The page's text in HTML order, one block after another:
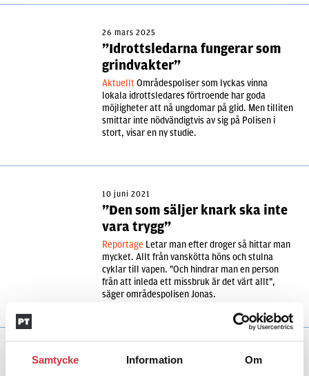
Samtycke Information Om
26 mars 2025
”Idrottsledarna fungerar som
grindvakter”
Aktuellt Områdespoliser som lyckas vinna
lokala idrottsledares förtroende har goda
möjligheter att nå ungdomar på glid. Men tilliten
smittar inte nödvändigtvis av sig på Polisen i
stort, visar en ny studie.
10 juni 2021
”Den som säljer knark ska inte
vara trygg”
Reportage Letar man efter droger så hittar man
mycket. Allt från vanskötta höns och stulna
cyklar till vapen. "Och hindrar man en person
från att inleda ett missbruk är det värt allt",
säger områdespolisen Jonas.